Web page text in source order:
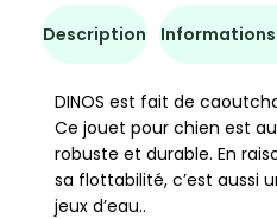
Description
DINOS est fait de
Ce jouet pour chien est
robuste et durable. En
sa flottabilité, c’est aussi
jeux d’eau..